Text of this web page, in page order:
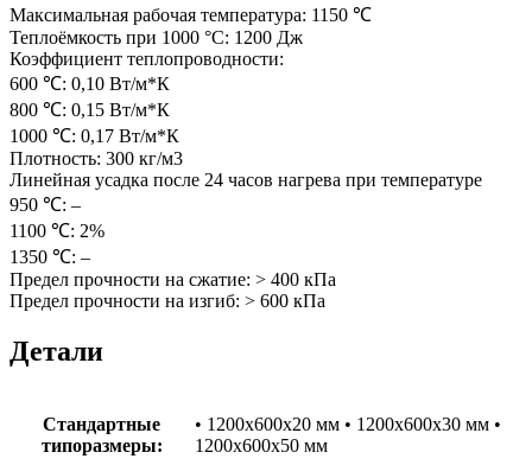
Максимальная рабочая температура: 1150 ℃
Теплоёмкость при 1000 °С: 1200 Дж
Коэффициент теплопроводности:
600 ℃: 0,10 Вт/м*К
800 ℃: 0,15 Вт/м*К
1000 ℃: 0,17 Вт/м*К
Плотность: 300 кг/м3
Линейная усадка после 24 часов нагрева при температуре
950 ℃: –
1100 ℃: 2%
1350 ℃: –
Предел прочности на сжатие: > 400 кПа
Предел прочности на изгиб: > 600 кПа
Детали
Стандартные
типоразмеры:
• 1200х600х20 мм • 1200х600х30 мм •
1200х600х50 мм